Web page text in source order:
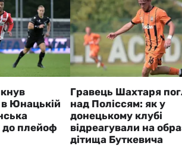
Юнацькій
плейоф
Гравець Шахтаря
над Поліссям: як у
донецькому клубі
відреагували на
дітища Буткевича